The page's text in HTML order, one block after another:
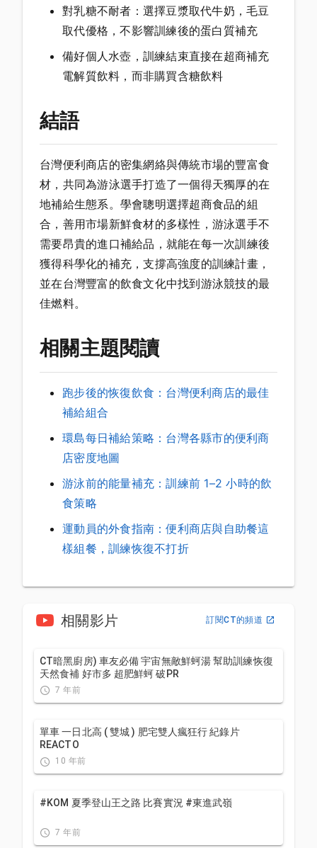
對乳糖不耐者：選擇豆漿取代牛奶，毛豆
取代優格，不影響訓練後的蛋白質補充
備好個人水壺，訓練結束直接在超商補充
電解質飲料，而非購買含糖飲料
結語
台灣便利商店的密集網絡與傳統市場的豐富食
材，共同為游泳選手打造了一個得天獨厚的在
地補給生態系。學會聰明選擇超商食品的組
合，善用市場新鮮食材的多樣性，游泳選手不
需要昂貴的進口補給品，就能在每一次訓練後
獲得科學化的補充，支撐高強度的訓練計畫，
並在台灣豐富的飲食文化中找到游泳競技的最
佳燃料。
相關主題閱讀
跑步後的恢復飲食：台灣便利商店的最佳
補給組合
環島每日補給策略：台灣各縣市的便利商
店密度地圖
游泳前的能量補充：訓練前 1–2 小時的飲
食策略
運動員的外食指南：便利商店與自助餐這
樣組餐，訓練恢復不打折
相關影片 訂閱CT的頻道
CT暗黑廚房) 車友必備 宇宙無敵鮮蚵湯 幫助訓練恢復
天然食補 好市多 超肥鮮蚵 破PR
7 年前
單車 一日北高 ( 雙城 ) 肥宅雙人瘋狂行 紀錄片
REACTO
10 年前
#KOM 夏季登山王之路 比賽實況 #東進武嶺
7 年前